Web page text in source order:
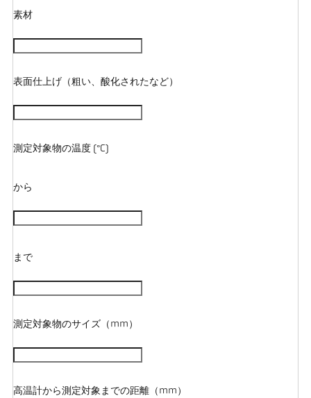
素材
表面仕上げ（粗い、酸化されたなど）
測定対象物の温度 (°C)
から
まで
測定対象物のサイズ（mm）
高温計から測定対象までの距離（mm）